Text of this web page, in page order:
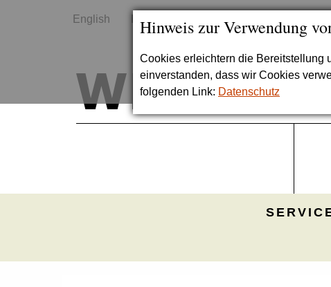
Hinweis zur Verwendung
Cookies erleichtern die Bereitstellung
einverstanden, dass wir Cookies
folgenden Link: Datenschutz
English